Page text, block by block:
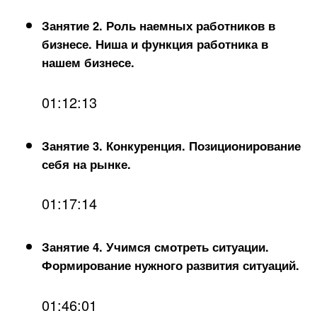
Занятие 2. Роль наемных работников в
бизнесе. Ниша и функция работника в
нашем бизнесе.
01:12:13
Занятие 3. Конкуренция. Позиционирование
себя на рынке.
01:17:14
Занятие 4. Учимся смотреть ситуации.
Формирование нужного развития ситуаций.
01:46:01